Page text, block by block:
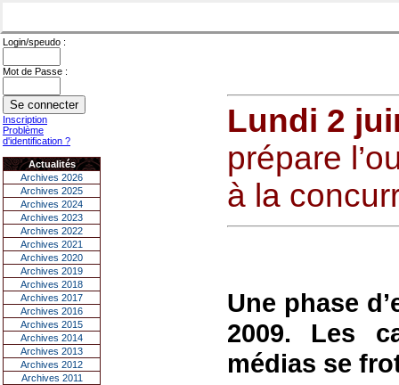
Login/speudo :
Mot de Passe :
Inscription
Problème
d'identification ?
Actualités
Archives 2026
Archives 2025
Archives 2024
Archives 2023
Archives 2022
Archives 2021
Archives 2020
Archives 2019
Archives 2018
Archives 2017
Archives 2016
Archives 2015
Archives 2014
Archives 2013
Archives 2012
Archives 2011
Lundi 2
prépare
à la
Une phase
2009. Les
médias se